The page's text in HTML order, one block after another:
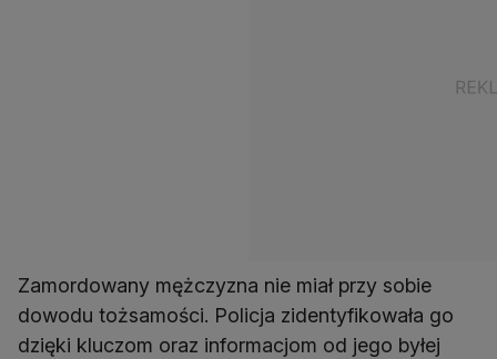
Zamordowany mężczyzna nie miał przy sobie
dowodu tożsamości. Policja zidentyfikowała go
dzięki kluczom oraz informacjom od jego byłej